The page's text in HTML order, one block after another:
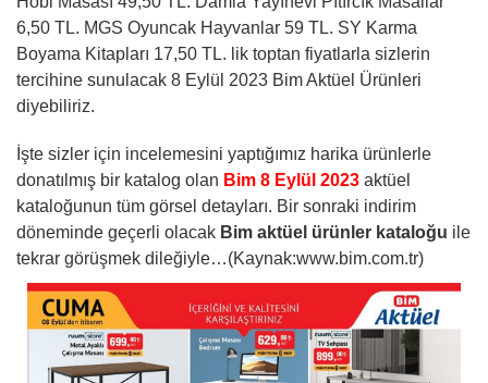
6,50 TL. MGS Oyuncak Hayvanlar 59 TL. SY Karma
Boyama Kitapları 17,50 TL. lik toptan fiyatlarla sizlerin
tercihine sunulacak 8 Eylül 2023 Bim Aktüel Ürünleri
diyebiliriz.
İşte sizler için incelemesini yaptığımız harika ürünlerle
donatılmış bir katalog olan Bim 8 Eylül 2023 aktüel
kataloğunun tüm görsel detayları. Bir sonraki indirim
döneminde geçerli olacak Bim aktüel ürünler kataloğu ile
tekrar görüşmek dileğiyle…(Kaynak:www.bim.com.tr)